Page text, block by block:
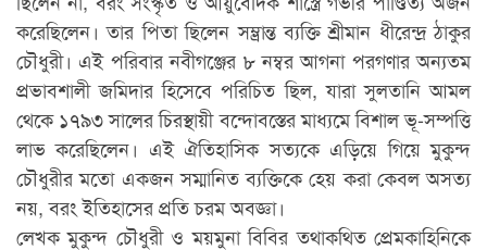
করেছিলেন। তার পিতা ছিলেন সম্ভ্রান্ত ব্যক্তি শ্রীমান ধীরেন্দ্র ঠাকুর
চৌধুরী। এই পরিবার নবীগঞ্জের ৮ নম্বর আগনা পরগণার অন্যতম
প্রভাবশালী জমিদার হিসেবে পরিচিত ছিল, যারা সুলতানি আমল
থেকে ১৭৯৩ সালের চিরস্থায়ী বন্দোবস্তের মাধ্যমে বিশাল ভূ-সম্পত্তি
লাভ করেছিলেন। এই ঐতিহাসিক সত্যকে এড়িয়ে গিয়ে মুকুন্দ
চৌধুরীর মতো একজন সম্মানিত ব্যক্তিকে হেয় করা কেবল অসত্য
নয়, বরং ইতিহাসের প্রতি চরম অবজ্ঞা।
লেখক মুকুন্দ চৌধুরী ও ময়মুনা বিবির তথাকথিত প্রেমকাহিনিকে